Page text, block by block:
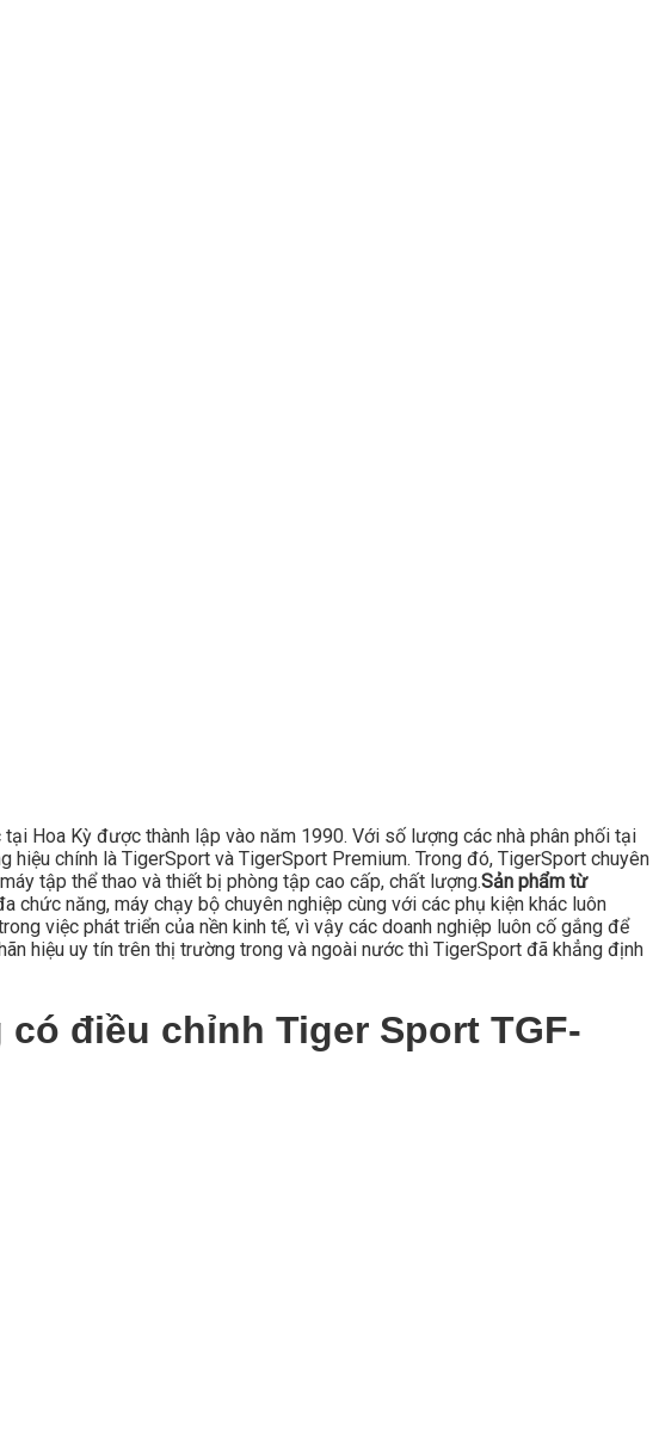
Hoa Kỳ được thành lập vào năm 1990. Với số lượng các nhà phân phối tại
chính là TigerSport và TigerSport Premium. Trong đó, TigerSport chuyên
tập thể thao và thiết bị phòng tập cao cấp, chất lượng.Sản phẩm từ
năng, máy chạy bộ chuyên nghiệp cùng với các phụ kiện khác luôn
việc phát triển của nền kinh tế, vì vậy các doanh nghiệp luôn cố gắng để
hiệu uy tín trên thị trường trong và ngoài nước thì TigerSport đã khẳng định
có điều chỉnh Tiger Sport TGF-